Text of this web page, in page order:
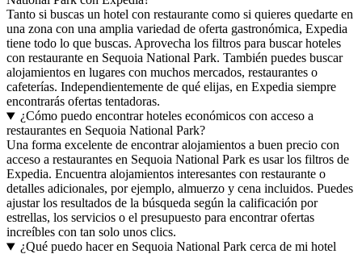
Tanto si buscas un hotel con restaurante como si quieres quedarte en
una zona con una amplia variedad de oferta gastronómica, Expedia
tiene todo lo que buscas. Aprovecha los filtros para buscar hoteles
con restaurante en Sequoia National Park. También puedes buscar
alojamientos en lugares con muchos mercados, restaurantes o
cafeterías. Independientemente de qué elijas, en Expedia siempre
encontrarás ofertas tentadoras.
¿Cómo puedo encontrar hoteles económicos con acceso a
restaurantes en Sequoia National Park?
Una forma excelente de encontrar alojamientos a buen precio con
acceso a restaurantes en Sequoia National Park es usar los filtros de
Expedia. Encuentra alojamientos interesantes con restaurante o
detalles adicionales, por ejemplo, almuerzo y cena incluidos. Puedes
ajustar los resultados de la búsqueda según la calificación por
estrellas, los servicios o el presupuesto para encontrar ofertas
increíbles con tan solo unos clics.
¿Qué puedo hacer en Sequoia National Park cerca de mi hotel